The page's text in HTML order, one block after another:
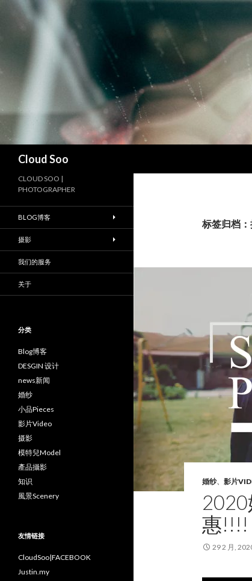
Cloud Soo
标签归档
婚纱、 影片
惠!!!!
29 2 月,
CLOUD SOO |
PHOTOGRAPHER
BLOG博客
摄影
我们的服务
关于
分类
Blog博客
DESGIN 设计
news新闻
婚纱
小品Pieces
影片Video
摄影
模特兒Model
產品攝影
知识
風景Scenery
友情链接
CloudSoo|FACEBOOK
Justin.my